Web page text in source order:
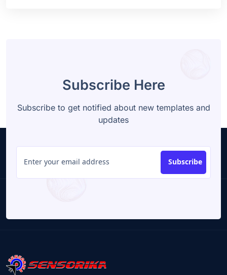
Subscribe Here
Subscribe to get notified about new templates and
updates
Subscribe